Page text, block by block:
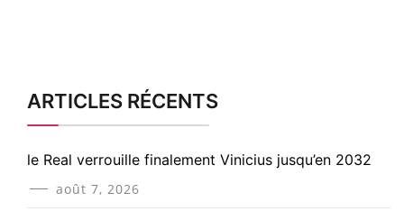
ARTICLES RÉCENTS
le Real verrouille finalement Vinicius jusqu’en 2032
août 7, 2026